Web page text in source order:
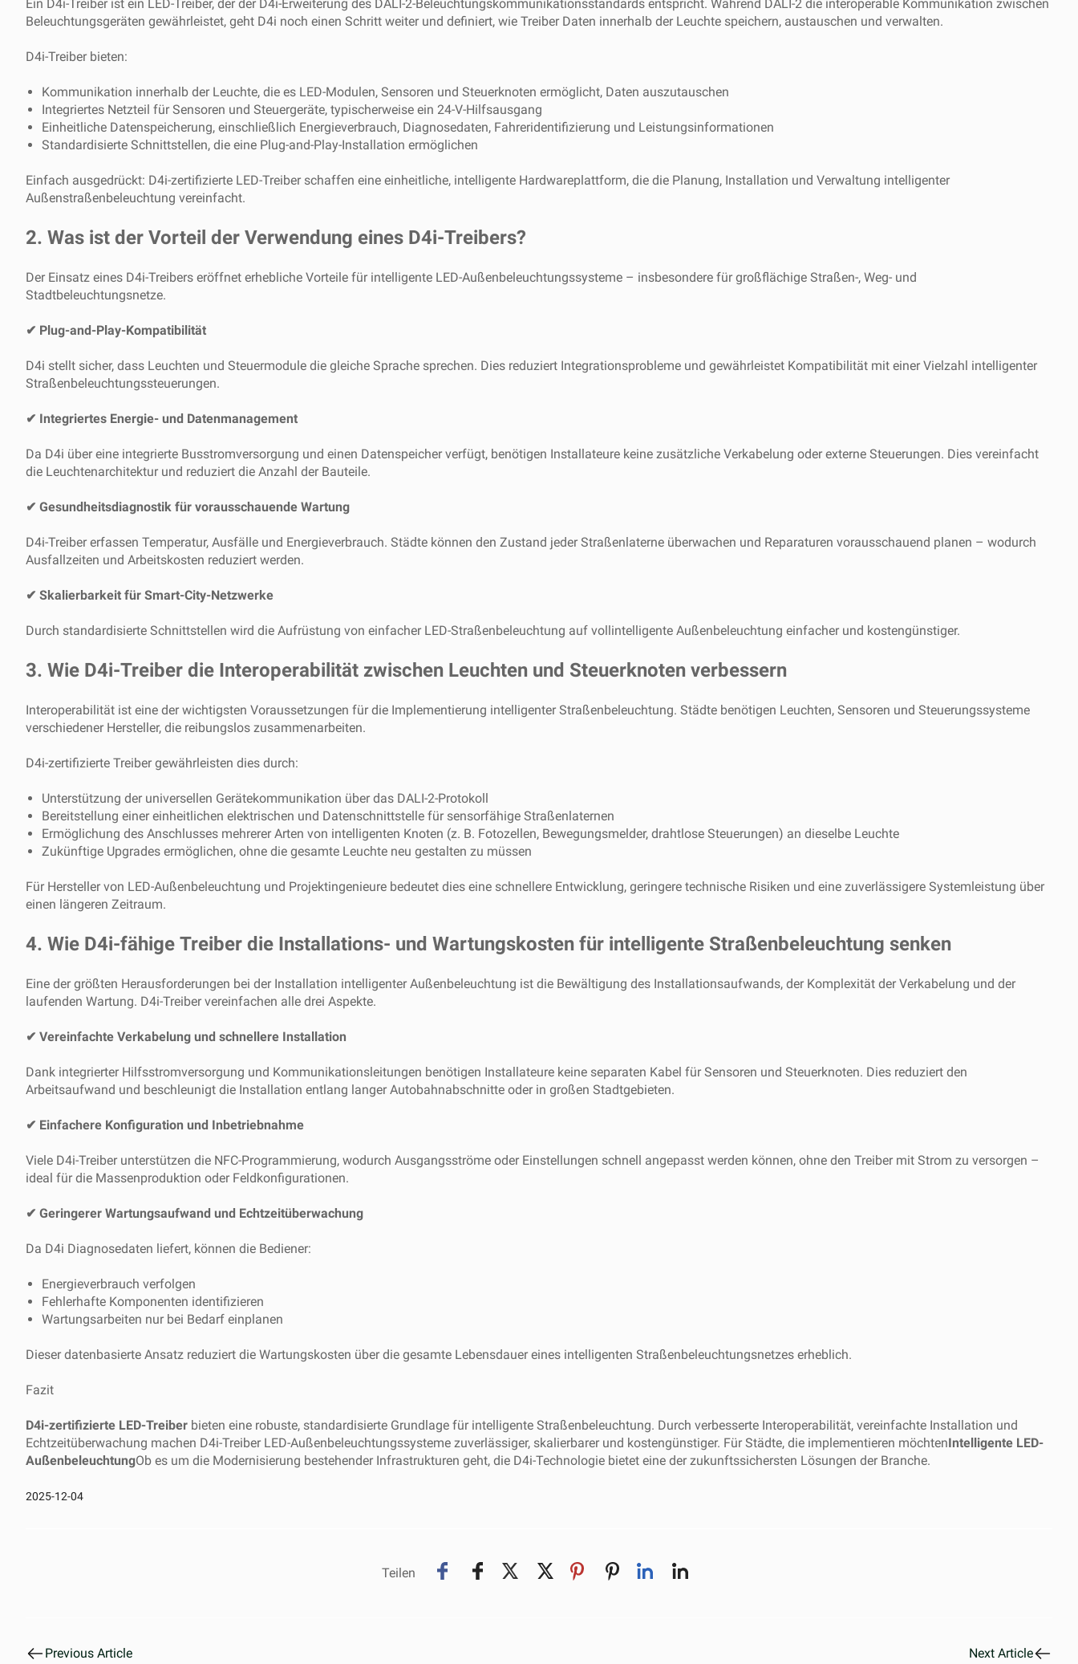
Ein D4i-Treiber ist ein LED-Treiber, der der D4i-Erweiterung des DALI-2-Beleuchtungskommunikationsstandards entspricht. Während DALI-2 die interoperable Kommunikation zwischen
Beleuchtungsgeräten gewährleistet, geht D4i noch einen Schritt weiter und definiert, wie Treiber Daten innerhalb der Leuchte speichern, austauschen und verwalten.
D4i-Treiber bieten:
Kommunikation innerhalb der Leuchte, die es LED-Modulen, Sensoren und Steuerknoten ermöglicht, Daten auszutauschen
Integriertes Netzteil für Sensoren und Steuergeräte, typischerweise ein 24-V-Hilfsausgang
Einheitliche Datenspeicherung, einschließlich Energieverbrauch, Diagnosedaten, Fahreridentifizierung und Leistungsinformationen
Standardisierte Schnittstellen, die eine Plug-and-Play-Installation ermöglichen
Einfach ausgedrückt: D4i-zertifizierte LED-Treiber schaffen eine einheitliche, intelligente Hardwareplattform, die die Planung, Installation und Verwaltung intelligenter
Außenstraßenbeleuchtung vereinfacht.
2. Was ist der Vorteil der Verwendung eines D4i-Treibers?
Der Einsatz eines D4i-Treibers eröffnet erhebliche Vorteile für intelligente LED-Außenbeleuchtungssysteme – insbesondere für großflächige Straßen-, Weg- und
Stadtbeleuchtungsnetze.
✔ Plug-and-Play-Kompatibilität
D4i stellt sicher, dass Leuchten und Steuermodule die gleiche Sprache sprechen. Dies reduziert Integrationsprobleme und gewährleistet Kompatibilität mit einer Vielzahl intelligenter
Straßenbeleuchtungssteuerungen.
✔ Integriertes Energie- und Datenmanagement
Da D4i über eine integrierte Busstromversorgung und einen Datenspeicher verfügt, benötigen Installateure keine zusätzliche Verkabelung oder externe Steuerungen. Dies vereinfacht
die Leuchtenarchitektur und reduziert die Anzahl der Bauteile.
✔ Gesundheitsdiagnostik für vorausschauende Wartung
D4i-Treiber erfassen Temperatur, Ausfälle und Energieverbrauch. Städte können den Zustand jeder Straßenlaterne überwachen und Reparaturen vorausschauend planen – wodurch
Ausfallzeiten und Arbeitskosten reduziert werden.
✔ Skalierbarkeit für Smart-City-Netzwerke
Durch standardisierte Schnittstellen wird die Aufrüstung von einfacher LED-Straßenbeleuchtung auf vollintelligente Außenbeleuchtung einfacher und kostengünstiger.
3. Wie D4i-Treiber die Interoperabilität zwischen Leuchten und Steuerknoten verbessern
Interoperabilität ist eine der wichtigsten Voraussetzungen für die Implementierung intelligenter Straßenbeleuchtung. Städte benötigen Leuchten, Sensoren und Steuerungssysteme
verschiedener Hersteller, die reibungslos zusammenarbeiten.
D4i-zertifizierte Treiber gewährleisten dies durch:
Unterstützung der universellen Gerätekommunikation über das DALI-2-Protokoll
Bereitstellung einer einheitlichen elektrischen und Datenschnittstelle für sensorfähige Straßenlaternen
Ermöglichung des Anschlusses mehrerer Arten von intelligenten Knoten (z. B. Fotozellen, Bewegungsmelder, drahtlose Steuerungen) an dieselbe Leuchte
Zukünftige Upgrades ermöglichen, ohne die gesamte Leuchte neu gestalten zu müssen
Für Hersteller von LED-Außenbeleuchtung und Projektingenieure bedeutet dies eine schnellere Entwicklung, geringere technische Risiken und eine zuverlässigere Systemleistung über
einen längeren Zeitraum.
4. Wie D4i-fähige Treiber die Installations- und Wartungskosten für intelligente Straßenbeleuchtung senken
Eine der größten Herausforderungen bei der Installation intelligenter Außenbeleuchtung ist die Bewältigung des Installationsaufwands, der Komplexität der Verkabelung und der
laufenden Wartung. D4i-Treiber vereinfachen alle drei Aspekte.
✔ Vereinfachte Verkabelung und schnellere Installation
Dank integrierter Hilfsstromversorgung und Kommunikationsleitungen benötigen Installateure keine separaten Kabel für Sensoren und Steuerknoten. Dies reduziert den
Arbeitsaufwand und beschleunigt die Installation entlang langer Autobahnabschnitte oder in großen Stadtgebieten.
✔ Einfachere Konfiguration und Inbetriebnahme
Viele D4i-Treiber unterstützen die NFC-Programmierung, wodurch Ausgangsströme oder Einstellungen schnell angepasst werden können, ohne den Treiber mit Strom zu versorgen –
ideal für die Massenproduktion oder Feldkonfigurationen.
✔ Geringerer Wartungsaufwand und Echtzeitüberwachung
Da D4i Diagnosedaten liefert, können die Bediener:
Energieverbrauch verfolgen
Fehlerhafte Komponenten identifizieren
Wartungsarbeiten nur bei Bedarf einplanen
Dieser datenbasierte Ansatz reduziert die Wartungskosten über die gesamte Lebensdauer eines intelligenten Straßenbeleuchtungsnetzes erheblich.
Fazit
D4i-zertifizierte LED-Treiber bieten eine robuste, standardisierte Grundlage für intelligente Straßenbeleuchtung. Durch verbesserte Interoperabilität, vereinfachte Installation und
Echtzeitüberwachung machen D4i-Treiber LED-Außenbeleuchtungssysteme zuverlässiger, skalierbarer und kostengünstiger. Für Städte, die implementieren möchtenIntelligente LED-
AußenbeleuchtungOb es um die Modernisierung bestehender Infrastrukturen geht, die D4i-Technologie bietet eine der zukunftssichersten Lösungen der Branche.
2025-12-04
Teilen
Previous Article Next Article